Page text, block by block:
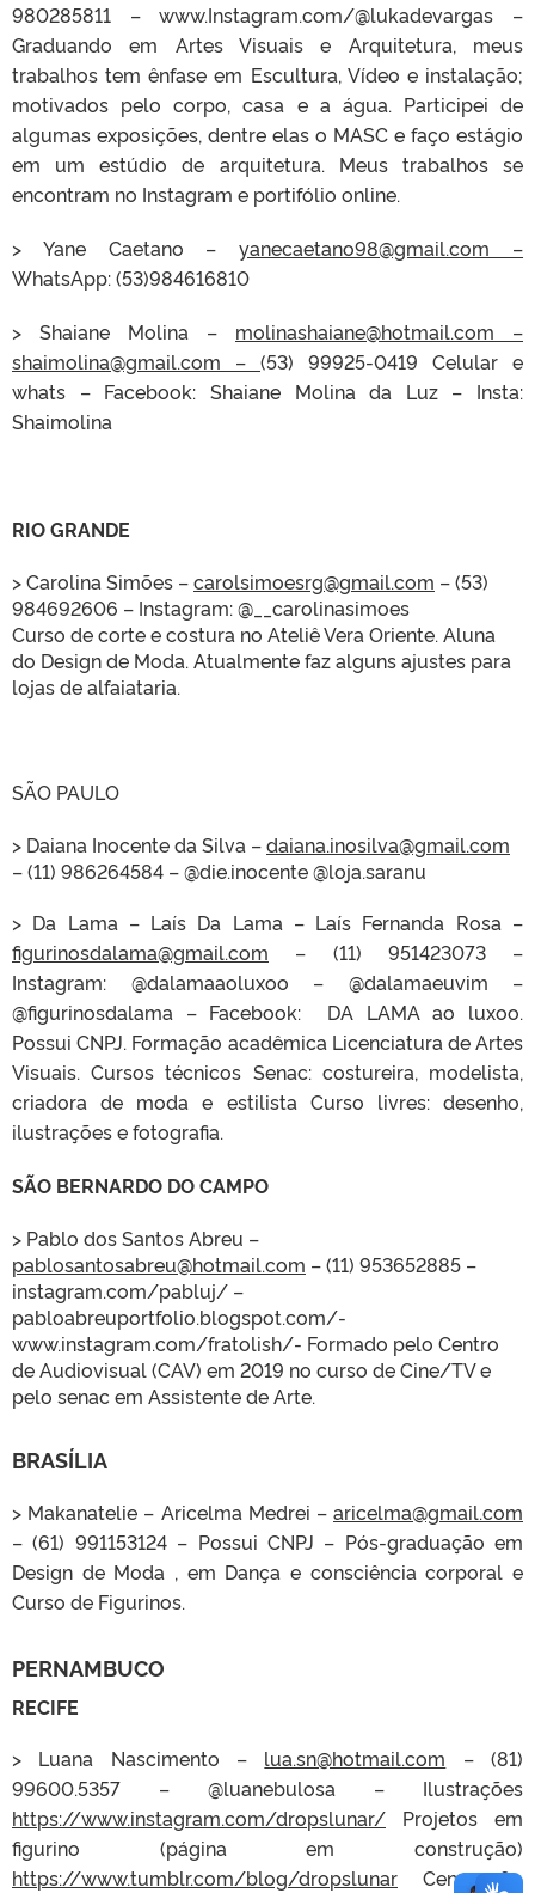
980285811 – www.Instagram.com/@lukadevargas –
Graduando em Artes Visuais e Arquitetura, meus
trabalhos tem ênfase em Escultura, Vídeo e instalação;
motivados pelo corpo, casa e a água. Participei de
algumas exposições, dentre elas o MASC e faço estágio
em um estúdio de arquitetura. Meus trabalhos se
encontram no Instagram e portifólio online.
> Yane Caetano –yanecaetano98@gmail.com –
WhatsApp: (53)984616810
> Shaiane Molina – molinashaiane@hotmail.com –
shaimolina@gmail.com – (53) 99925-0419 Celular e
whats – Facebook: Shaiane Molina da Luz – Insta:
Shaimolina
RIO GRANDE
> Carolina Simões –carolsimoesrg@gmail.com – (53)
984692606 – Instagram: @__carolinasimoes
Curso de corte e costura no Ateliê Vera Oriente. Aluna
do Design de Moda. Atualmente faz alguns ajustes para
lojas de alfaiataria.
SÃO PAULO
> Daiana Inocente da Silva –daiana.inosilva@gmail.com
– (11) 986264584 – @die.inocente @loja.saranu
> Da Lama – Laís Da Lama – Laís Fernanda Rosa –
figurinosdalama@gmail.com – (11) 951423073 –
Instagram: @dalamaaoluxoo – @dalamaeuvim –
@figurinosdalama – Facebook: DA LAMA ao luxoo.
Possui CNPJ. Formação acadêmica Licenciatura de Artes
Visuais. Cursos técnicos Senac: costureira, modelista,
criadora de moda e estilista Curso livres: desenho,
ilustrações e fotografia.
SÃO BERNARDO DO CAMPO
> Pablo dos Santos Abreu –
pablosantosabreu@hotmail.com – (11) 953652885 –
instagram.com/pabluj/ –
pabloabreuportfolio.blogspot.com/-
www.instagram.com/fratolish/- Formado pelo Centro
de Audiovisual (CAV) em 2019 no curso de Cine/TV e
pelo senac em Assistente de Arte.
BRASÍLIA
> Makanatelie – Aricelma Medrei – aricelma@gmail.com
– (61) 991153124 – Possui CNPJ – Pós-graduação em
Design de Moda , em Dança e consciência corporal e
Curso de Figurinos.
PERNAMBUCO
RECIFE
> Luana Nascimento – lua.sn@hotmail.com – (81)
99600.5357 – @luanebulosa – Ilustrações
https://www.instagram.com/dropslunar/ Projetos em
figurino (página em construção)
https://www.tumblr.com/blog/dropslunar Cenografia,